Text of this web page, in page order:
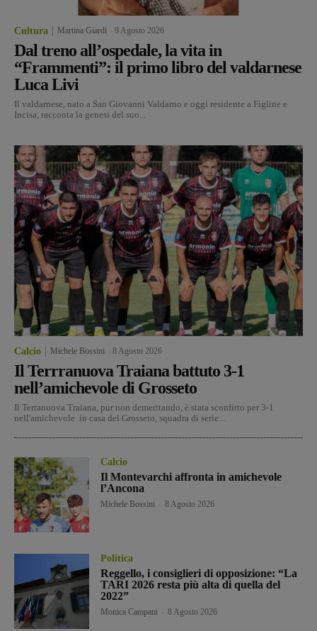
Cultura Martina Giardi 9 Agosto 2026
Dal treno all’ospedale, la vita in
“Frammenti”: il primo libro del valdarnese
Luca Livi
Il valdarnese, nato a San Giovanni Valdarno e oggi residente a Figline e
Incisa, racconta la genesi del suo...
Calcio Michele Bossini 8 Agosto 2026
Il Terrranuova Traiana battuto 3-1
nell’amichevole di Grosseto
Il Terranuova Traiana, pur non demeritando, è stata sconfitto per 3-1
nell'amichevole in casa del Grosseto, squadra di serie...
Calcio
Il Montevarchi affronta in amichevole
l’Ancona
Michele Bossini 8 Agosto 2026
Politica
Reggello, i consiglieri di opposizione: “La
TARI 2026 resta più alta di quella del
2022”
Monica Campani 8 Agosto 2026